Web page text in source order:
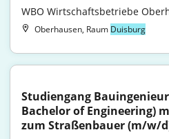
WBO Wirtschaftsbetriebe
Oberhausen, Raum Duisburg
Studiengang
Bachelor of Engineering)
zum Straßenbauer (m/w/